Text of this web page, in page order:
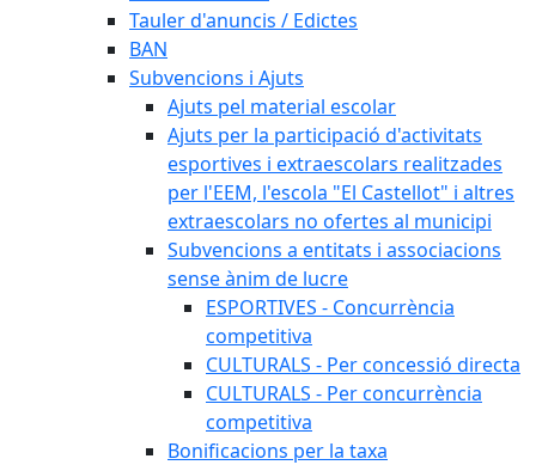
Tauler d'anuncis / Edictes
BAN
Subvencions i Ajuts
Ajuts pel material escolar
Ajuts per la participació d'activitats
esportives i extraescolars realitzades
per l'EEM, l'escola "El Castellot" i altres
extraescolars no ofertes al municipi
Subvencions a entitats i associacions
sense ànim de lucre
ESPORTIVES - Concurrència
competitiva
CULTURALS - Per concessió directa
CULTURALS - Per concurrència
competitiva
Bonificacions per la taxa